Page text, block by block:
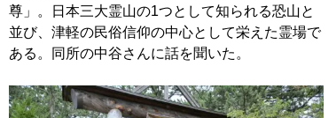
尊」。日本三大霊山の1つとして知られる恐山と
並び、津軽の民俗信仰の中心として栄えた霊場で
ある。同所の中谷さんに話を聞いた。